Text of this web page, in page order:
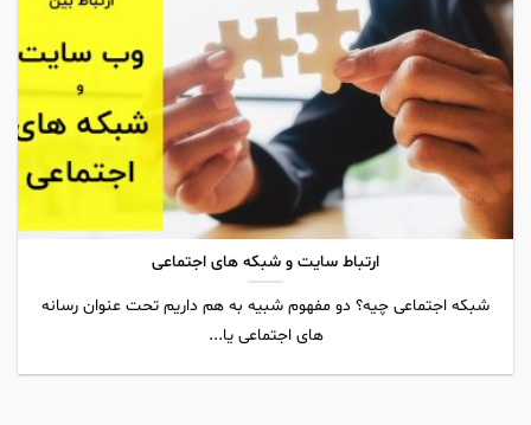
ارتباط سایت و شبکه های اجتماعی
شبکه اجتماعی چیه؟ دو مفهوم شبیه به هم داریم تحت عنوان رسانه
های اجتماعی یا...